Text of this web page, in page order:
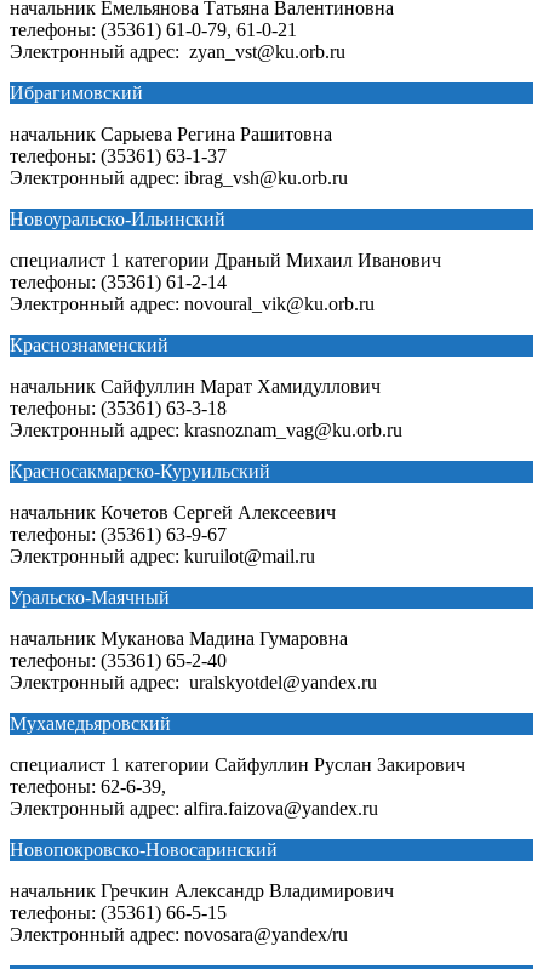
начальник Емельянова Татьяна Валентиновна
телефоны: (35361) 61-0-79, 61-0-21
Электронный адрес: zyan_vst@ku.orb.ru
Ибрагимовский
начальник Сарыева Регина Рашитовна
телефоны: (35361) 63-1-37
Электронный адрес: ibrag_vsh@ku.orb.ru
Новоуральско-Ильинский
специалист 1 категории Драный Михаил Иванович
телефоны: (35361) 61-2-14
Электронный адрес: novoural_vik@ku.orb.ru
Краснознаменский
начальник Сайфуллин Марат Хамидуллович
телефоны: (35361) 63-3-18
Электронный адрес: krasnoznam_vag@ku.orb.ru
Красносакмарско-Куруильский
начальник Кочетов Сергей Алексеевич
телефоны: (35361) 63-9-67
Электронный адрес: kuruilot@mail.ru
Уральско-Маячный
начальник Муканова Мадина Гумаровна
телефоны: (35361) 65-2-40
Электронный адрес: uralskyotdel@yandex.ru
Мухамедьяровский
специалист 1 категории Сайфуллин Руслан Закирович
телефоны: 62-6-39,
Электронный адрес: alfira.faizova@yandex.ru
Новопокровско-Новосаринский
начальник Гречкин Александр Владимирович
телефоны: (35361) 66-5-15
Электронный адрес: novosara@yandex/ru